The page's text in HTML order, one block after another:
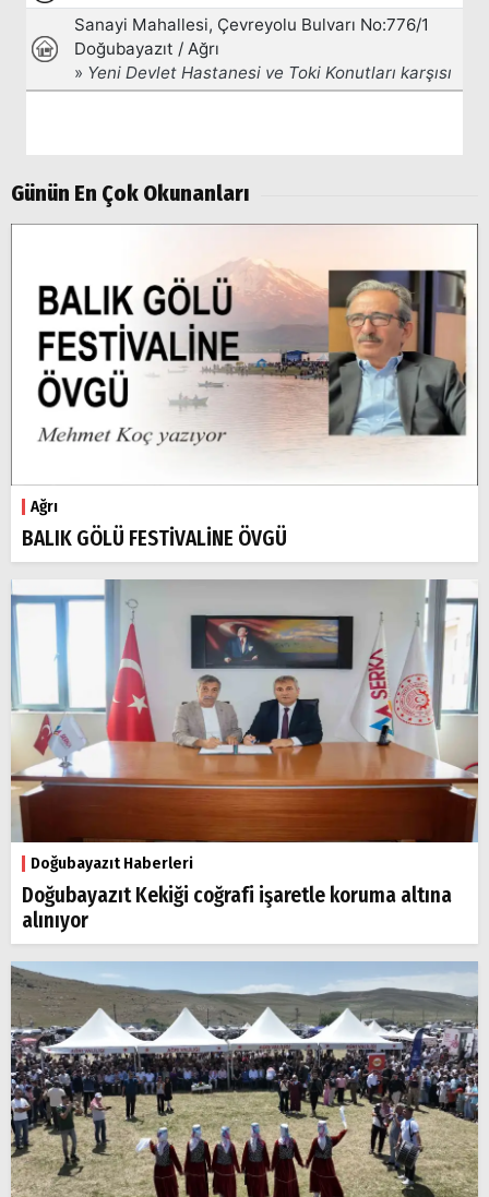
Günün En Çok Okunanları
Ağrı
BALIK GÖLÜ FESTİVALİNE ÖVGÜ
Doğubayazıt Haberleri
Doğubayazıt Kekiği coğrafi işaretle koruma altına
alınıyor
Aramalar:
Ağrı
Doğubayazıt